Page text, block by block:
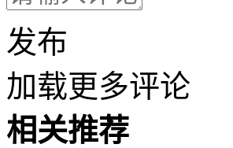
发布
加载更多评论
相关推荐